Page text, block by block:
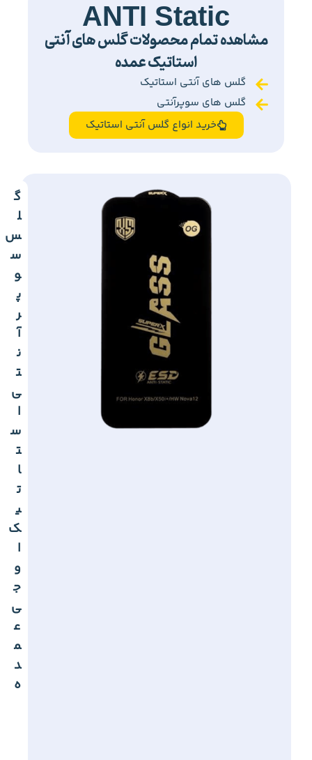
ANTI Static
مشاهده تمام محصولات گلس های آنتی
استاتیک عمده
گلس های آنتی استاتیک
گلس های سوپرآنتی
خرید انواع گلس آنتی استاتیک
گ
ل
س
س
و
پ
ر
آ
ن
ت
ی
ا
س
ت
ا
ت
ی
ک
ا
و
ج
ی
ع
م
د
ه